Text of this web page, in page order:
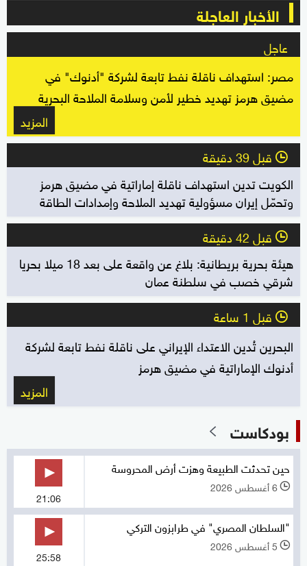
الأخبار العاجلة
عاجل
مصر: استهداف ناقلة نفط تابعة لشركة "أدنوك" في
مضيق هرمز تهديد خطير لأمن وسلامة الملاحة البحرية
المزيد
l قبل 39 دقيقة
الكويت تدين استهداف ناقلة إماراتية في مضيق هرمز
وتحمّل إيران مسؤولية تهديد الملاحة وإمدادات الطاقة
l قبل 42 دقيقة
هيئة بحرية بريطانية: بلاغ عن واقعة على بعد 18 ميلا بحريا
شرقي خصب في سلطنة عمان
l قبل 1 ساعة
البحرين تُدين الاعتداء الإيراني على ناقلة نفط تابعة لشركة
أدنوك الإماراتية في مضيق هرمز
المزيد
بودكاست
حين تحدثت الطبيعة وهزت أرض المحروسة
l 6 أغسطس 2026
21:06
"السلطان المصري" في طرابزون التركي
l 5 أغسطس 2026
25:58